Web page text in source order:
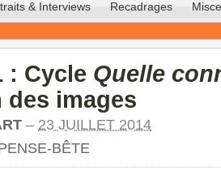
& Interviews Recadrages
: Cycle Quelle
des images
– 23 JUILLET 2014
BÊTE